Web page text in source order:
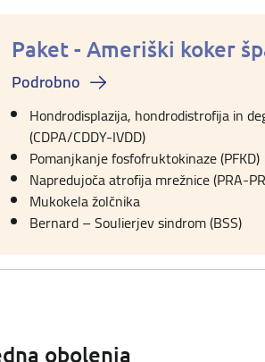
Paket - Ameriški koker
Podrobno
Hondrodisplazija, hondrodistrofija in
(CDPA/CDDY-IVDD)
Pomanjkanje fosfofruktokinaze (PFKD)
Napredujoča atrofija mrežnice (PRA-
Mukokela žolčnika
Bernard – Soulierjev sindrom (BSS)
obolenja